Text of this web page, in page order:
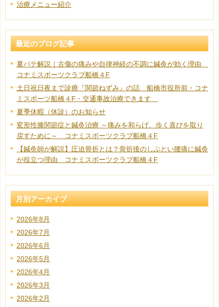
治療メニュー紹介
最近のブログ記事
夏バテ解説｜古傷の痛みや自律神経の不調に鍼灸が効く理由
コナミスポーツクラブ船橋４F
土日祝日夜まで診療『関節ねずみ』の話 船橋市役所前・コナ
ミスポーツ船橋４F・交通事故治療できます
夏季休暇（休診）のお知らせ
変形性膝関節症と鍼灸治療 ～痛みを和らげ、歩く喜びを取り
戻すために～ コナミスポーツクラブ船橋４F
【鍼灸師が解説】圧迫骨折とは？骨折後のしぶとい腰痛に鍼灸
が役立つ理由 コナミスポーツクラブ船橋４F
月別アーカイブ
2026年8月
2026年7月
2026年6月
2026年5月
2026年4月
2026年3月
2026年2月